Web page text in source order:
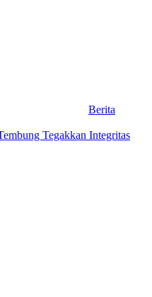
Berita
Tegakkan Integritas